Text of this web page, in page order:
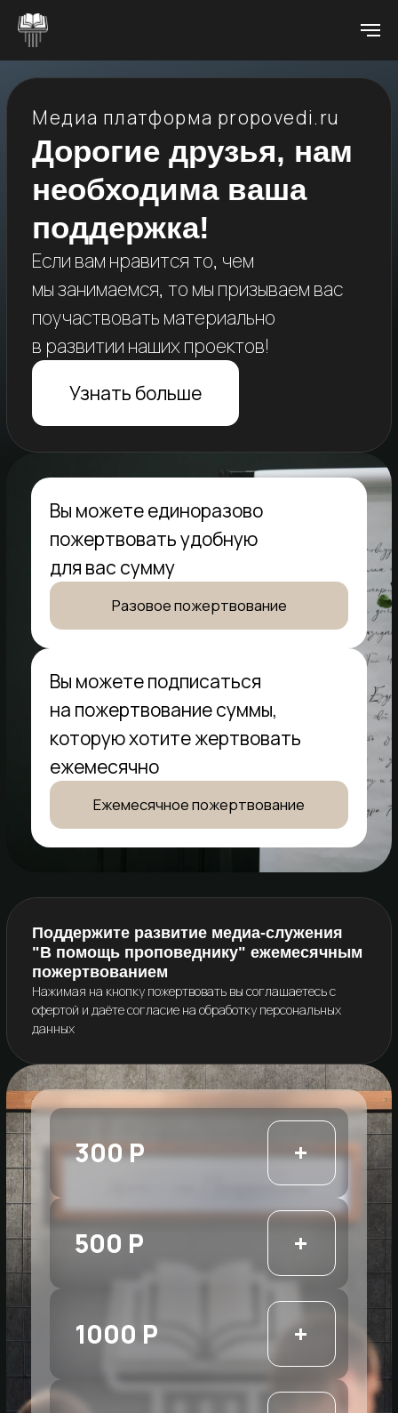
Медиа платформа propovedi.ru
Дорогие друзья, нам
необходима ваша
поддержка!
Если вам нравится то, чем
мы занимаемся, то мы призываем вас
поучаствовать материально
в развитии наших проектов!
Вы можете единоразово
пожертвовать удобную
для вас сумму
Вы можете подписаться
на пожертвование суммы,
которую хотите жертвовать
ежемесячно
Ежемесячное пожертвование
300 Р +
1000 Р +
2000 Р +
5000 Р +
10000 Р
Поддержите развитие медиа-служения
"В помощь проповеднику" ежемесячным
Нажимая на кнопку пожертвовать вы соглашаетесь с
согласие на обработку персональных
данных